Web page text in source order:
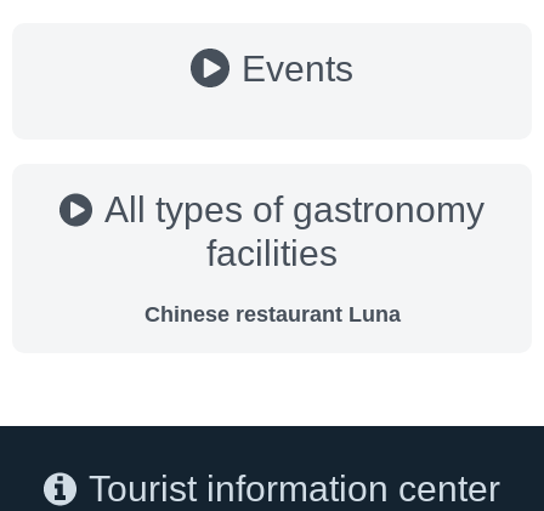
Events
All types of gastronomy
facilities
Chinese restaurant Luna
Tourist information center